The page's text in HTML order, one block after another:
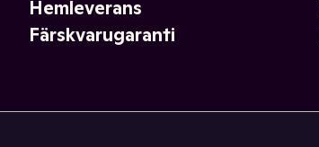
Hemleverans
Färskvarugaranti